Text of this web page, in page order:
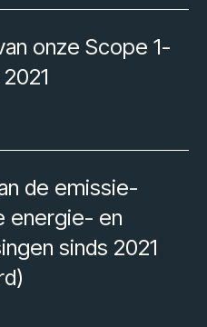
onze Scope 1-
de emissie-
energie- en
sinds 2021